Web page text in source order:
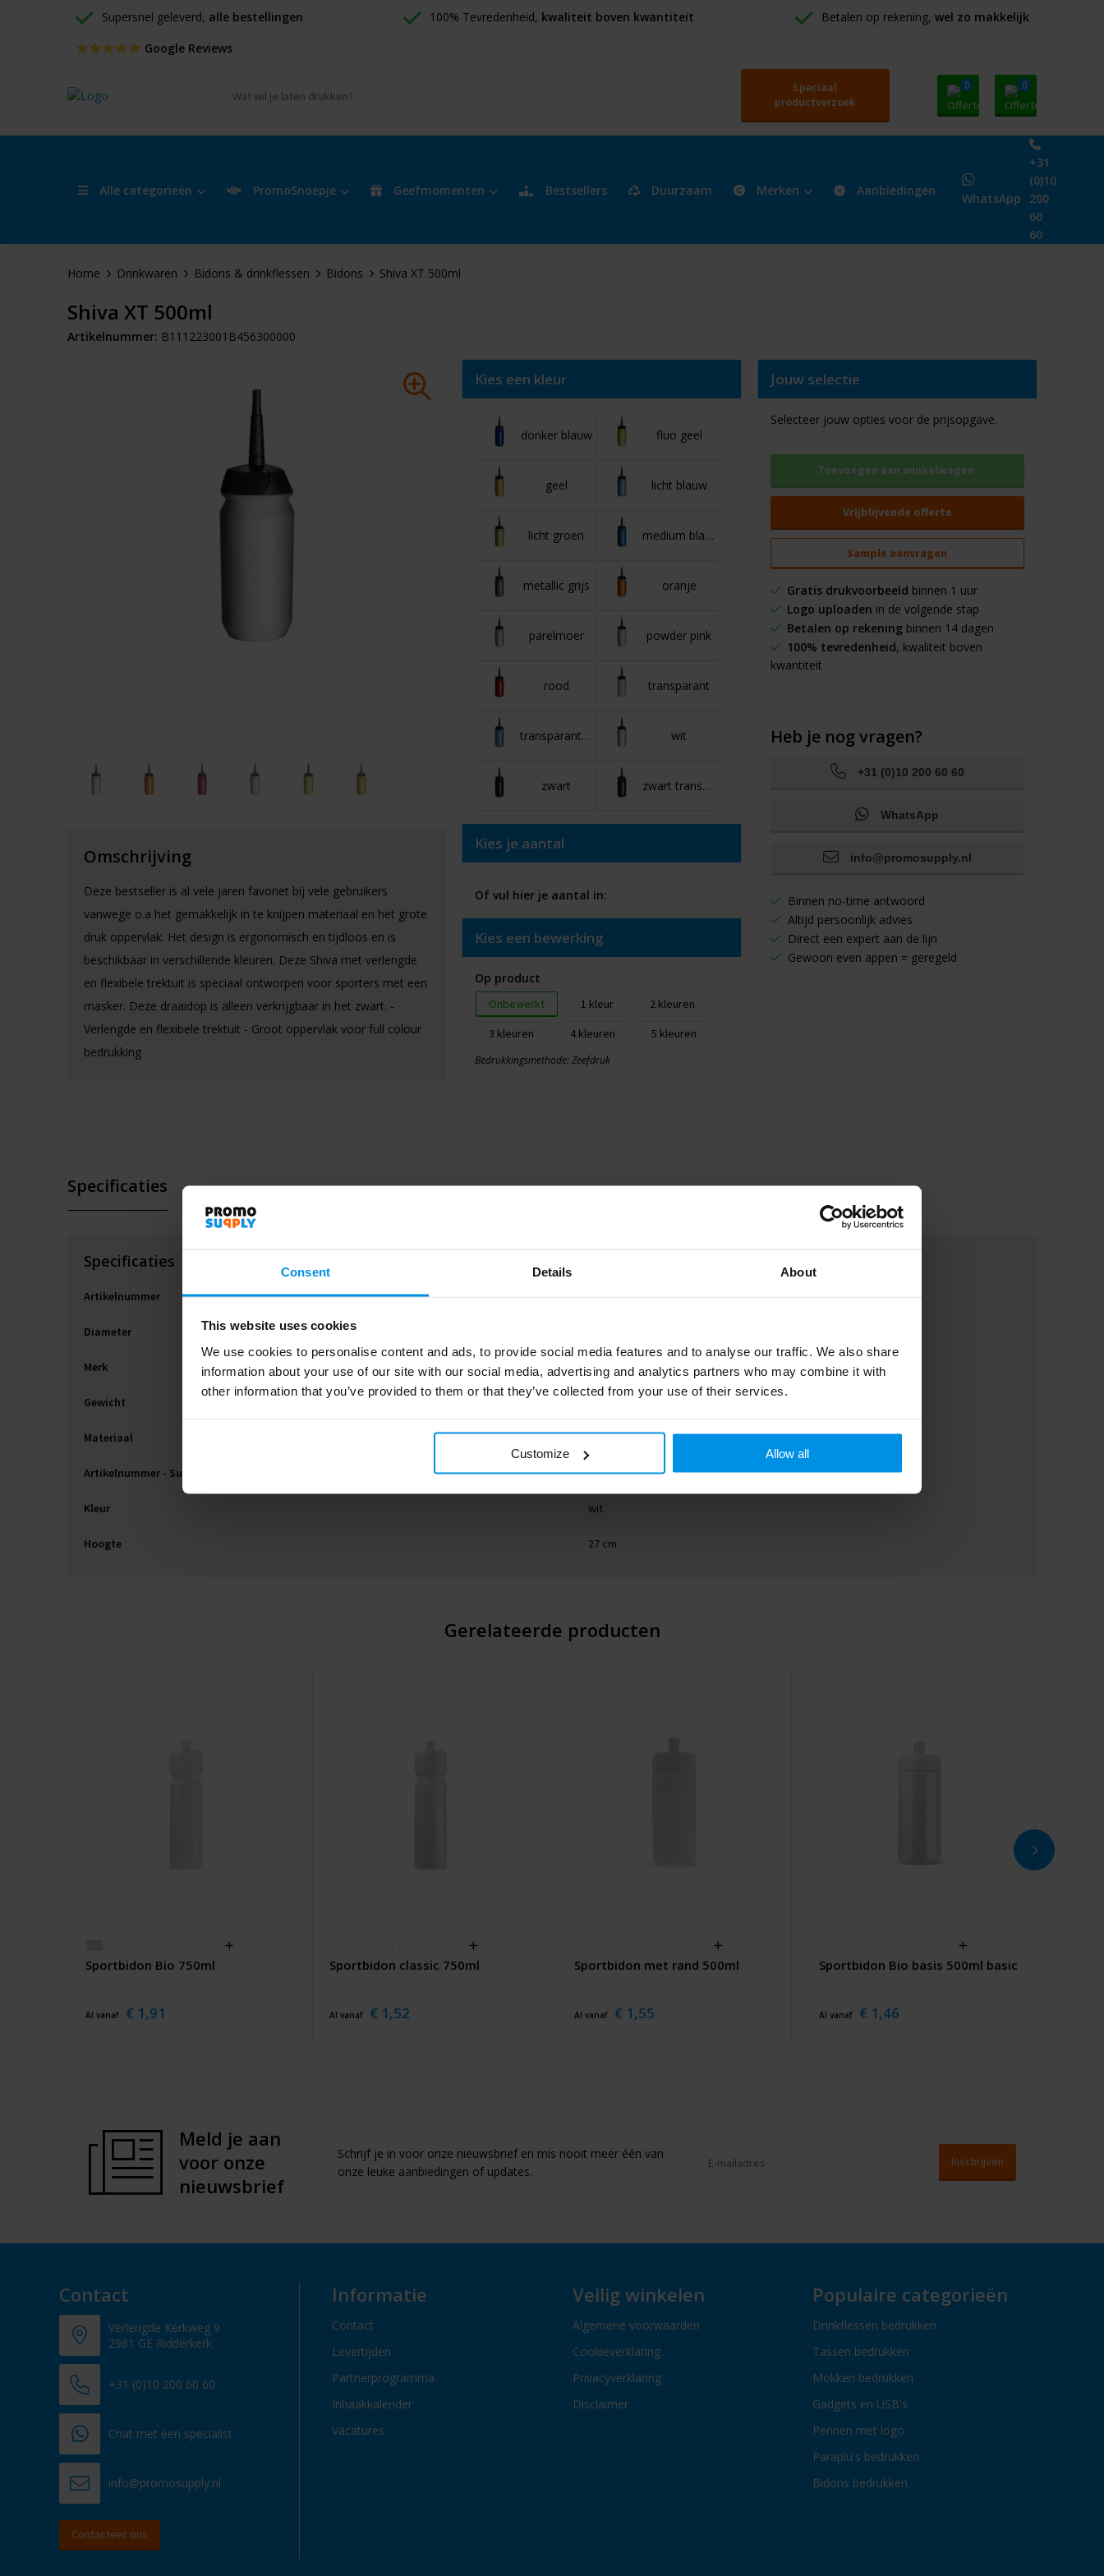
Consent Details About
This website uses cookies
We use cookies to personalise content and ads, to provide social media features and to analyse our traffic. We also share
information about your use of our site with our social media, advertising and analytics partners who may combine it with
other information that you’ve provided to them or that they’ve collected from your use of their services.
Customize Allow all
Supersnel geleverd, alle bestellingen 100% Tevredenheid, kwaliteit boven kwantiteit Betalen op rekening, wel zo makkelijk
Google Reviews
Speciaal
productverzoek
0 0
Alle categorieën PromoSnoepje Geefmomenten Bestsellers Duurzaam Merken Aanbiedingen
WhatsApp
+31
(0)10
200
60
60
Home Drinkwaren Bidons & drinkflessen Bidons Shiva XT 500ml
Shiva XT 500ml
Artikelnummer: B111223001B456300000
Omschrijving
Deze bestseller is al vele jaren favoriet bij vele gebruikers
vanwege o.a het gemakkelijk in te knijpen materiaal en het grote
druk oppervlak. Het design is ergonomisch en tijdloos en is
beschikbaar in verschillende kleuren. Deze Shiva met verlengde
en flexibele trektuit is speciaal ontworpen voor sporters met een
masker. Deze draaidop is alleen verkrijgbaar in het zwart. -
Verlengde en flexibele trektuit - Groot oppervlak voor full colour
bedrukking
Kies een kleur
donker blauw fluo geel
geel licht blauw
licht groen medium blauw
metallic grijs oranje
parelmoer powder pink
rood transparant
transparant aqua wit
zwart zwart transparant
Kies je aantal
Of vul hier je aantal in:
Kies een bewerking
Op product
Onbewerkt 1
2
3
4 5
Bedrukkingsmethode: Zeefdruk
Jouw selectie
Selecteer jouw opties voor de prijsopgave.
Toevoegen aan winkelwagen
Vrijblijvende offerte
Sample aanvragen
Gratis drukvoorbeeld binnen 1 uur
Logo uploaden in de volgende stap
Betalen op rekeningbinnen 14 dagen
100% tevredenheid, kwaliteit boven
kwantiteit
Heb je nog vragen?
+31 (0)10 200 60 60
WhatsApp
info@promosupply.nl
Binnen no-time antwoord
Altijd persoonlijk advies
Direct een expert aan de lijn
Gewoon even appen = geregeld
Specificaties
Specificaties
Artikelnummer
Diameter
Merk TACX
Gewicht
Materiaal PE
Artikelnummer - Supplier B111223001B456300000
Kleur wit
Hoogte 27 cm
Gerelateerde producten
Sportbidon Bio 750ml
Al vanaf € 1,91
Sportbidon classic 750ml
Al vanaf € 1,52
Sportbidon met rand 500ml
Al vanaf € 1,55
Sportbidon Bio basis 500ml basic
Al vanaf € 1,46
Meld je aan
voor onze
nieuwsbrief
Schrijf je in voor onze nieuwsbrief en mis nooit meer één van
onze leuke aanbiedingen of updates.
Contact
Verlengde Kerkweg 9
2981 GE Ridderkerk
+31 (0)10 200 60 60
Chat met een specialist
info@promosupply.nl
Contacteer ons
Informatie
Contact
Levertijden
Partnerprogramma
Inhaakkalender
Vacatures
Veilig winkelen
Algemene voorwaarden
Cookieverklaring
Privacyverklaring
Disclaimer
Populaire categorieën
Drinkflessen bedrukken
Tassen bedrukken
Mokken bedrukken
Gadgets en USB's
Pennen met logo
Paraplu's bedrukken
Bidons bedrukken